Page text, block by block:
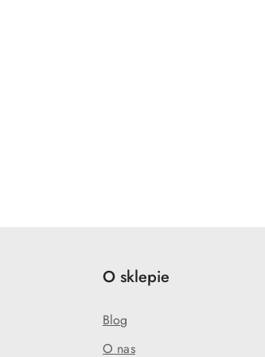
O sklepie
Blog
O nas